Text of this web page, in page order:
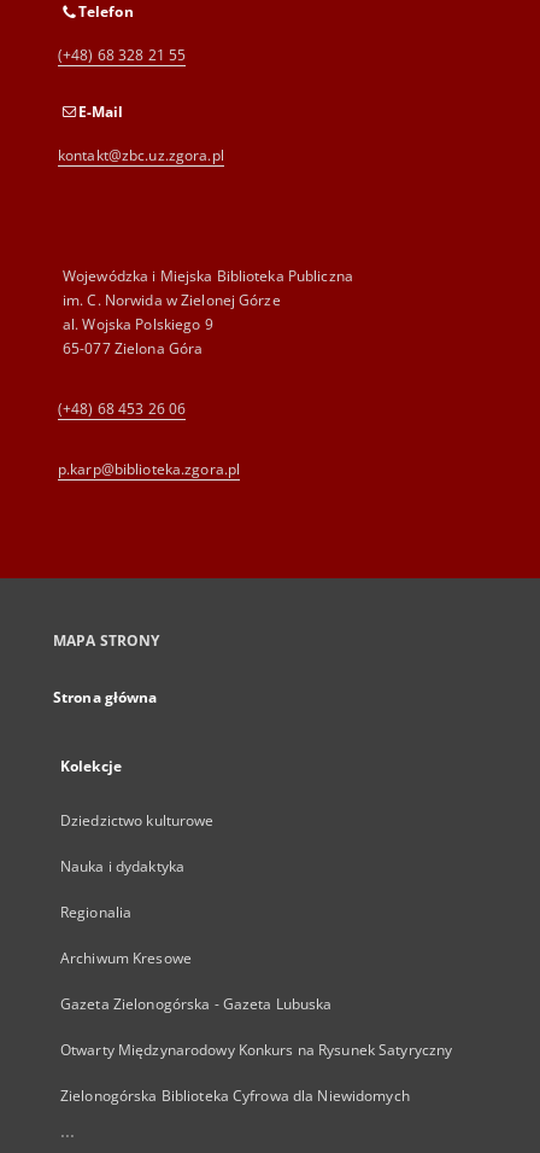
Telefon
(+48) 68 328 21 55
E-Mail
kontakt@zbc.uz.zgora.pl
Wojewódzka i Miejska Biblioteka Publiczna
im. C. Norwida w Zielonej Górze
al. Wojska Polskiego 9
65-077 Zielona Góra
(+48) 68 453 26 06
p.karp@biblioteka.zgora.pl
MAPA STRONY
Strona główna
Kolekcje
Dziedzictwo kulturowe
Nauka i dydaktyka
Regionalia
Archiwum Kresowe
Gazeta Zielonogórska - Gazeta Lubuska
Otwarty Międzynarodowy Konkurs na Rysunek Satyryczny
Zielonogórska Biblioteka Cyfrowa dla Niewidomych
...